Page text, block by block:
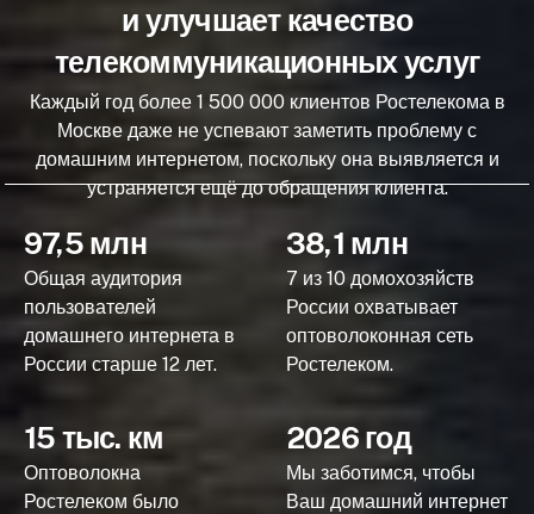
и улучшает качество
телекоммуникационных услуг
Каждый год более 1 500 000 клиентов Ростелекома в
Москве даже не успевают заметить проблему с
домашним интернетом, поскольку она выявляется и
устраняется ещё до обращения клиента.
97,5 млн
Общая аудитория
пользователей
домашнего интернета в
России старше 12 лет.
38,1 млн
7 из 10 домохозяйств
России охватывает
оптоволоконная сеть
Ростелеком.
15 тыс. км
Оптоволокна
Ростелеком было
2026 год
Мы заботимся, чтобы
Ваш домашний интернет